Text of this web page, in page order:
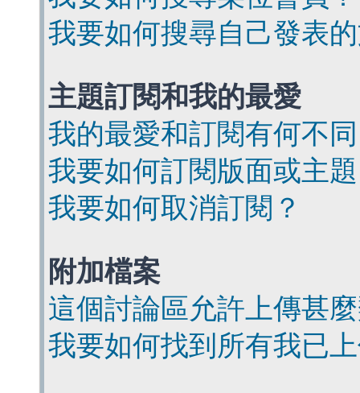
我要如何搜尋自己發表
主題訂閱和我的最愛
我的最愛和訂閱有何不
我要如何訂閱版面或主
我要如何取消訂閱？
附加檔案
這個討論區允許上傳甚
我要如何找到所有我已